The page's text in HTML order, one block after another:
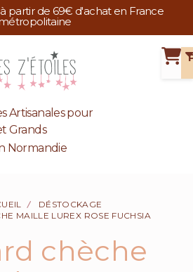
partir de 69€ d'achat en France
Artisanales pour
Grands
Normandie
DÉSTOCKAGE
MAILLE LUREX ROSE FUCHSIA
chèche